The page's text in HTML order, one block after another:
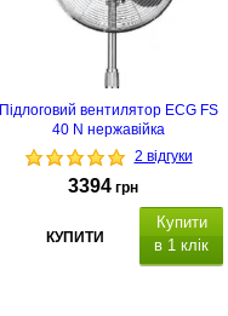
Підлоговий вентилятор ECG FS
40 N нержавійка
2 відгуки
3394 грн
КУПИТИ
Купити
в 1 клік